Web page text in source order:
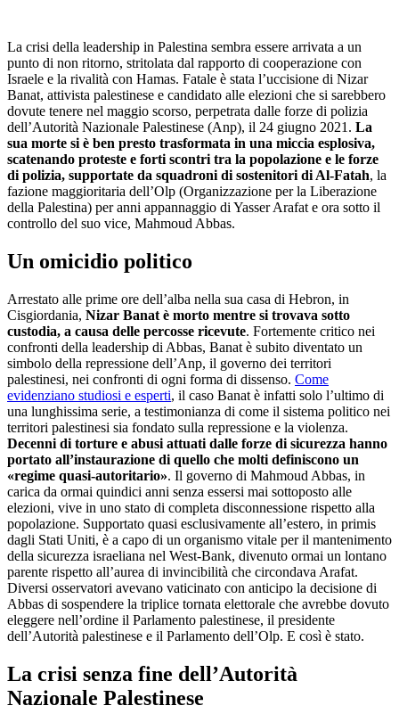
La crisi della leadership in Palestina sembra essere arrivata a un
punto di non ritorno, stritolata dal rapporto di cooperazione con
Israele e la rivalità con Hamas. Fatale è stata l’uccisione di Nizar
Banat, attivista palestinese e candidato alle elezioni che si sarebbero
dovute tenere nel maggio scorso, perpetrata dalle forze di polizia
dell’Autorità Nazionale Palestinese (Anp), il 24 giugno 2021. La
sua morte si è ben presto trasformata in una miccia esplosiva,
scatenando proteste e forti scontri tra la popolazione e le forze
di polizia, supportate da squadroni di sostenitori di Al-Fatah, la
fazione maggioritaria dell’Olp (Organizzazione per la Liberazione
della Palestina) per anni appannaggio di Yasser Arafat e ora sotto il
controllo del suo vice, Mahmoud Abbas.
Un omicidio politico
Arrestato alle prime ore dell’alba nella sua casa di Hebron, in
Cisgiordania, Nizar Banat è morto mentre si trovava sotto
custodia, a causa delle percosse ricevute. Fortemente critico nei
confronti della leadership di Abbas, Banat è subito diventato un
simbolo della repressione dell’Anp, il governo dei territori
palestinesi, nei confronti di ogni forma di dissenso. Come
evidenziano studiosi e esperti, il caso Banat è infatti solo l’ultimo di
una lunghissima serie, a testimonianza di come il sistema politico nei
territori palestinesi sia fondato sulla repressione e la violenza.
Decenni di torture e abusi attuati dalle forze di sicurezza hanno
portato all’instaurazione di quello che molti definiscono un
«regime quasi-autoritario». Il governo di Mahmoud Abbas, in
carica da ormai quindici anni senza essersi mai sottoposto alle
elezioni, vive in uno stato di completa disconnessione rispetto alla
popolazione. Supportato quasi esclusivamente all’estero, in primis
dagli Stati Uniti, è a capo di un organismo vitale per il mantenimento
della sicurezza israeliana nel West-Bank, divenuto ormai un lontano
parente rispetto all’aurea di invincibilità che circondava Arafat.
Diversi osservatori avevano vaticinato con anticipo la decisione di
Abbas di sospendere la triplice tornata elettorale che avrebbe dovuto
eleggere nell’ordine il Parlamento palestinese, il presidente
dell’Autorità palestinese e il Parlamento dell’Olp. E così è stato.
La crisi senza fine dell’Autorità
Nazionale Palestinese